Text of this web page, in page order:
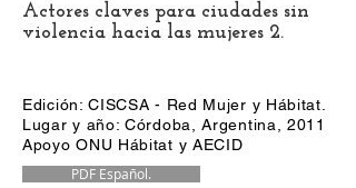
Actores claves para ciudades sin
violencia hacia las mujeres 2.
Edición: CISCSA - Red Mujer y Hábitat.
Lugar y año: Córdoba, Argentina, 2011
Apoyo ONU Hábitat y AECID
PDF Español.